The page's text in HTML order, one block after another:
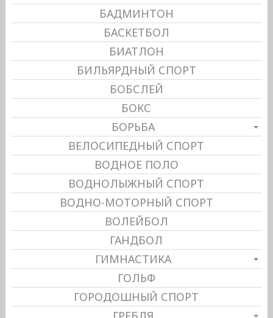
БАДМИНТОН
БАСКЕТБОЛ
БИАТЛОН
БИЛЬЯРДНЫЙ СПОРТ
БОБСЛЕЙ
БОКС
БОРЬБА
ВЕЛОСИПЕДНЫЙ СПОРТ
ВОДНОЕ ПОЛО
ВОДНОЛЫЖНЫЙ СПОРТ
ВОДНО-МОТОРНЫЙ СПОРТ
ВОЛЕЙБОЛ
ГАНДБОЛ
ГИМНАСТИКА
ГОЛЬФ
ГОРОДОШНЫЙ СПОРТ